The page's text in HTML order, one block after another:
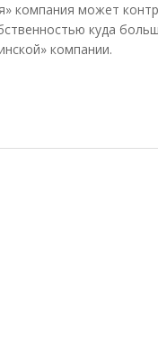
компания может
куда
компании.